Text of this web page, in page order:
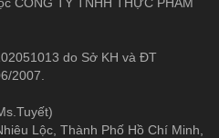
do Sở KH và ĐT
2007.
Lộc, Thành Phố Hồ Chí Minh,